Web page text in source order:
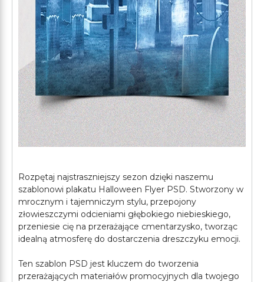
Rozpętaj najstraszniejszy sezon dzięki naszemu
szablonowi plakatu Halloween Flyer PSD. Stworzony w
mrocznym i tajemniczym stylu, przepojony
złowieszczymi odcieniami głębokiego niebieskiego,
przeniesie cię na przerażające cmentarzysko, tworząc
idealną atmosferę do dostarczenia dreszczyku emocji.
Ten szablon PSD jest kluczem do tworzenia
przerażających materiałów promocyjnych dla twojego